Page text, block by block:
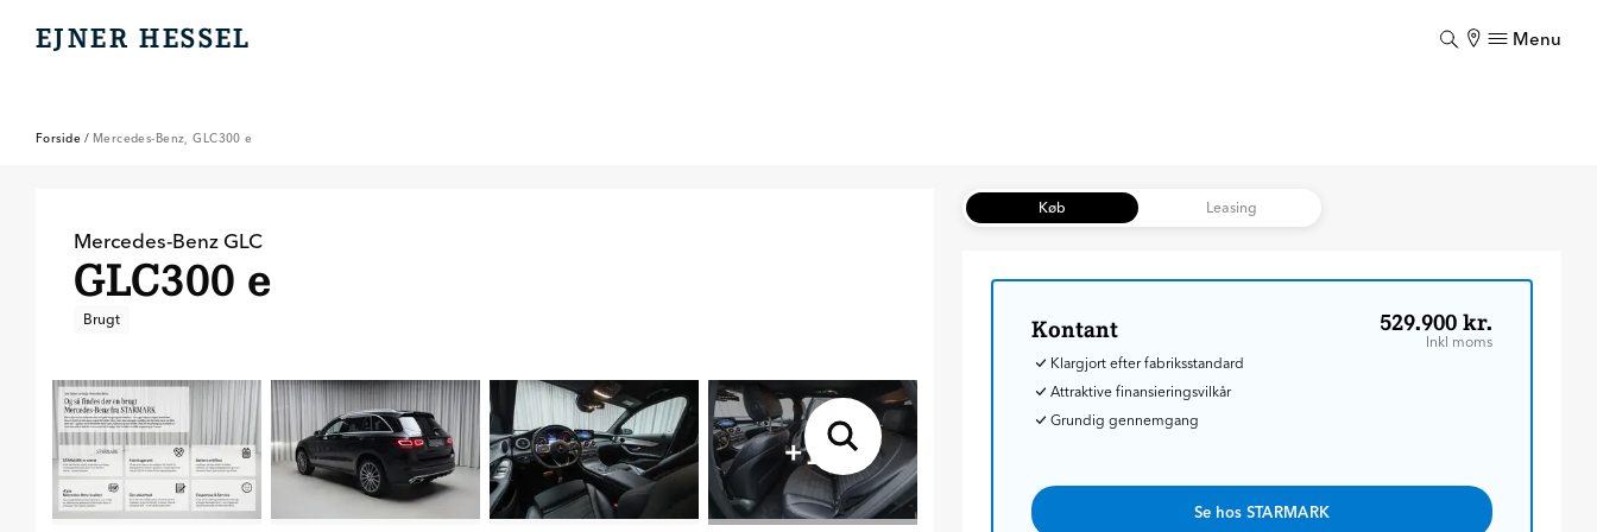
EJNER HESSEL Menu
Forside / Mercedes-Benz, GLC300 e
Mercedes-Benz GLC
GLC300 e
Brugt
+17
Køb Leasing
Kontant 529.900 kr.
Inkl moms
Klargjort efter fabriksstandard
Attraktive finansieringsvilkår
Grundig gennemgang
Se hos STARMARK
Luk